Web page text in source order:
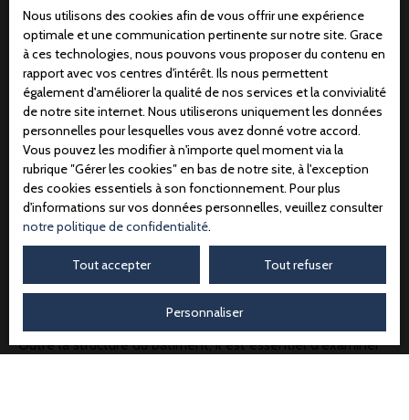
Lors de l' achat d'une résidence ancienne à Amiens
inspection de l'état général du bâtiment s'impose. Soyez
particulièrement attentif à latoiture, auxfaçades, à la
charpenteet auxfondations. Des fissures, des
infiltrations ou des problèmes d'humidité peuvent
engendrer des travauxcoûteux. N'hésitez pas à vous faire
accompagner par un professionneldu bâtiment pour une
expertise plus approfondie. Il pourra
identifier les points
faiblesetvous donner une estimation des coûts
réparation. Cette démarche vous permettra d'évaluer le
montant totaldes travaux à prévoir et d'ajuster votre
offre d'achat en conséquence.
Outre la structure du bâtiment, il est essentiel d'examiner
Nous utilisons des cookies afin de vous offrir une expérience
optimale et une communication pertinente sur notre site. Grace
à ces technologies, nous pouvons vous proposer du contenu en
rapport avec vos centres d'intérêt. Ils nous permettent
également d'améliorer la qualité de nos services et la convivialité
de notre site internet. Nous utiliserons uniquement les données
personnelles pour lesquelles vous avez donné votre accord.
Vous pouvez les modifier à n'importe quel moment via la
rubrique ″Gérer les cookies″ en bas de notre site, à l'exception
des cookies essentiels à son fonctionnement. Pour plus
d'informations sur vos données personnelles, veuillez consulter
notre politique de confidentialité.
Tout accepter Tout refuser
Personnaliser